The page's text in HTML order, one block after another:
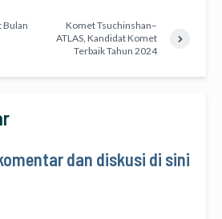
Bulan
Komet Tsuchinshan–
ATLAS, Kandidat Komet
Terbaik Tahun 2024
dan diskusi di sini